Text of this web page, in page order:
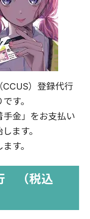
）登録代行
す。
金」をお支払い
ます。
す。
（税込